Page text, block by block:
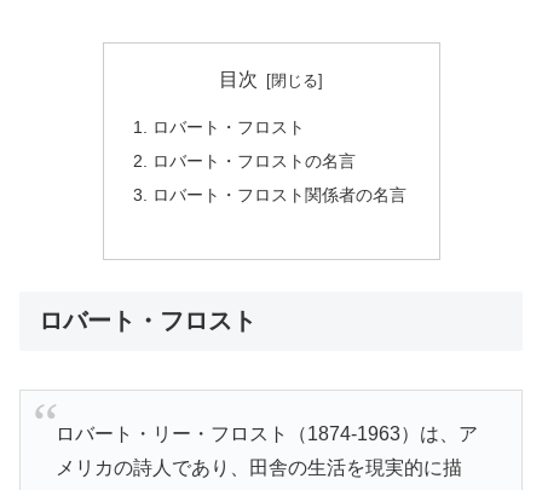
目次
ロバート・フロスト
ロバート・フロストの名言
ロバート・フロスト関係者の名言
ロバート・フロスト
ロバート・リー・フロスト（1874-1963）は、ア
メリカの詩人であり、田舎の生活を現実的に描